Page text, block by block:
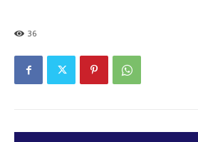
36